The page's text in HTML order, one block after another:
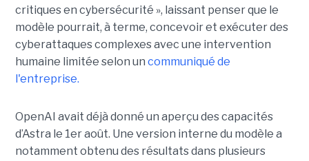
critiques en cybersécurité », laissant penser que le
modèle pourrait, à terme, concevoir et exécuter des
cyberattaques complexes avec une intervention
humaine limitée selon un communiqué de
l'entreprise.
OpenAI avait déjà donné un aperçu des capacités
d’Astra le 1er août. Une version interne du modèle a
notamment obtenu des résultats dans plusieurs